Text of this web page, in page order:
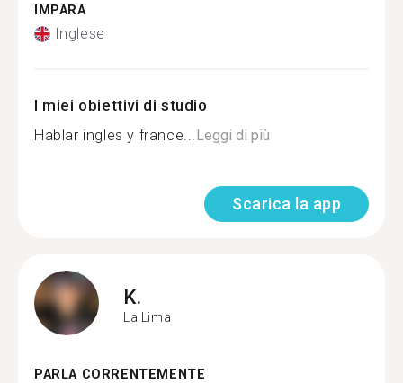
IMPARA
Inglese
I miei obiettivi di studio
Hablar ingles y france...Leggi di più
Scarica la app
K.
La Lima
PARLA CORRENTEMENTE